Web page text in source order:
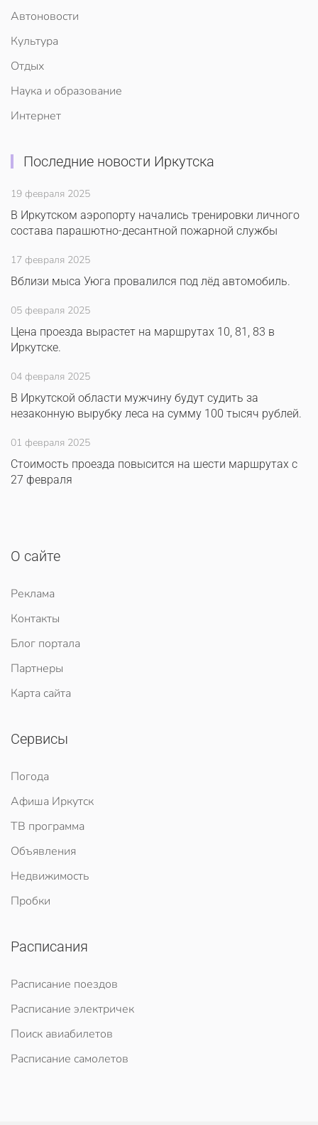
Автоновости
Культура
Отдых
Наука и образование
Интернет
Последние новости Иркутска
19 февраля 2025
В Иркутском аэропорту начались тренировки личного
состава парашютно-десантной пожарной службы
17 февраля 2025
Вблизи мыса Уюга провалился под лёд автомобиль.
05 февраля 2025
Цена проезда вырастет на маршрутах 10, 81, 83 в
Иркутске.
04 февраля 2025
В Иркутской области мужчину будут судить за
незаконную вырубку леса на сумму 100 тысяч рублей.
01 февраля 2025
Стоимость проезда повысится на шести маршрутах с
27 февраля
О сайте
Реклама
Контакты
Блог портала
Партнеры
Карта сайта
Сервисы
Погода
Афиша Иркутск
ТВ программа
Объявления
Недвижимость
Пробки
Расписания
Расписание поездов
Расписание электричек
Поиск авиабилетов
Расписание самолетов